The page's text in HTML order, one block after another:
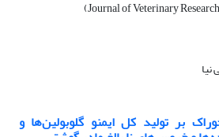
بر تولید کل ایمنو گلوبولین‌ها و